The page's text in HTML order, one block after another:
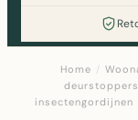
Home /
insectengordijnen